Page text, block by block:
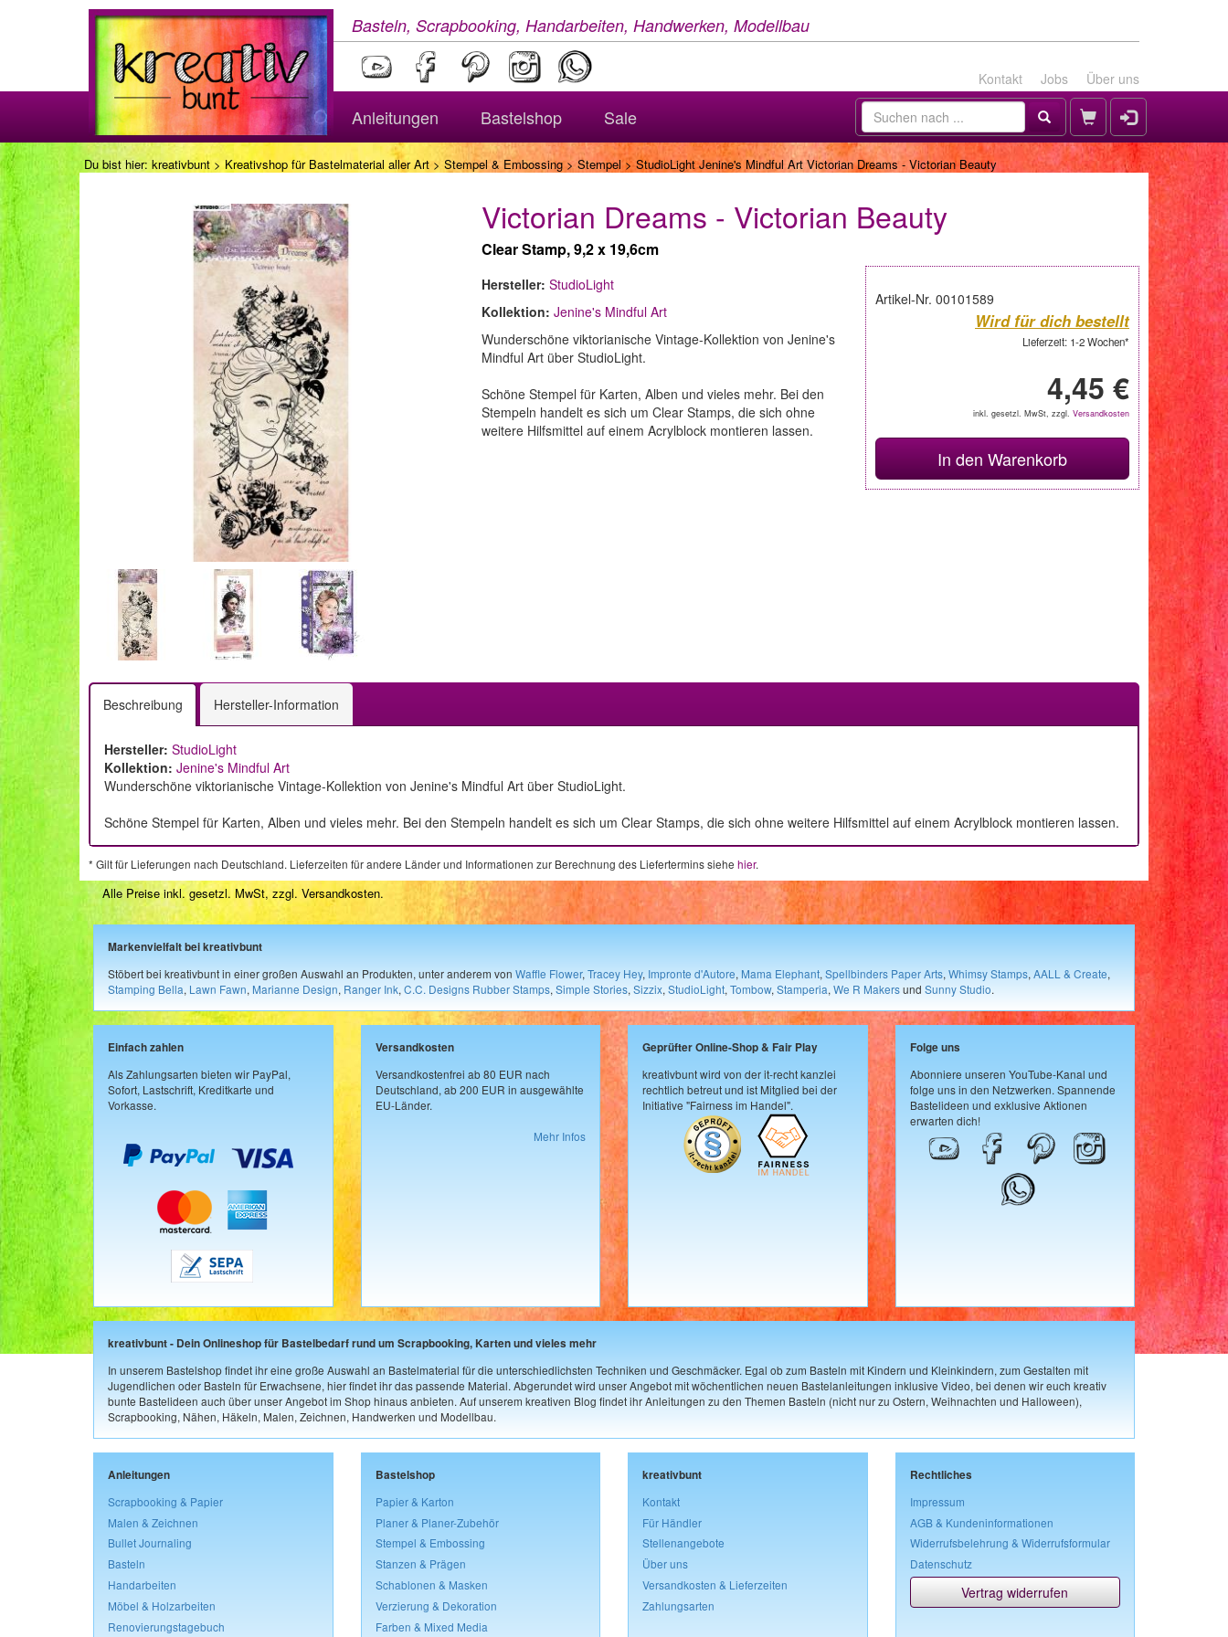
Basteln, Scrapbooking, Handarbeiten, Handwerken, Modellbau
Kontakt Jobs Über uns
Anleitungen Bastelshop Sale
Du bist hier: kreativbunt > Kreativshop für Bastelmaterial aller Art> Stempel & Embossing> Stempel> StudioLight Jenine's Mindful Art Victorian Dreams - Victorian Beauty
Victorian Dreams - Victorian Beauty
Clear Stamp, 9,2 x 19,6cm
Artikel-Nr. 00101589
Wird für dich bestellt
Lieferzeit: 1-2 Wochen*
4,45 €
inkl. gesetzl. MwSt, zzgl. Versandkosten
In den Warenkorb
Hersteller: StudioLight
Kollektion: Jenine's Mindful Art
Wunderschöne viktorianische Vintage-Kollektion von Jenine's
Mindful Art über StudioLight.
Schöne Stempel für Karten, Alben und vieles mehr. Bei den
Stempeln handelt es sich um Clear Stamps, die sich ohne
weitere Hilfsmittel auf einem Acrylblock montieren lassen.
Beschreibung Hersteller-Information
Hersteller: StudioLight
Kollektion: Jenine's Mindful Art
Wunderschöne viktorianische Vintage-Kollektion von Jenine's Mindful Art über StudioLight.
Schöne Stempel für Karten, Alben und vieles mehr. Bei den Stempeln handelt es sich um Clear Stamps, die sich ohne weitere Hilfsmittel auf einem Acrylblock montieren lassen.
* Gilt für Lieferungen nach Deutschland. Lieferzeiten für andere Länder und Informationen zur Berechnung des Liefertermins siehe hier.
Alle Preise inkl. gesetzl. MwSt, zzgl. Versandkosten.
Markenvielfalt bei kreativbunt
Stöbert bei kreativbunt in einer großen Auswahl an Produkten, unter anderem von Waffle Flower, Tracey Hey, Impronte d'Autore, Mama Elephant, Spellbinders Paper Arts, Whimsy Stamps, AALL & Create,
Stamping Bella, Lawn Fawn, Marianne Design, Ranger Ink, C.C. Designs Rubber Stamps, Simple Stories, Sizzix, StudioLight, Tombow, Stamperia, We R Makersund Sunny Studio.
Einfach zahlen
Als Zahlungsarten bieten wir PayPal,
Sofort, Lastschrift, Kreditkarte und
Vorkasse.
Versandkosten
Versandkostenfrei ab 80 EUR nach
Deutschland, ab 200 EUR in ausgewählte
EU-Länder.
Mehr Infos
Geprüfter Online-Shop & Fair Play
kreativbunt wird von der it-recht kanzlei
rechtlich betreut und ist Mitglied bei der
Initiative "Fairness im Handel".
Folge uns
Abonniere unseren YouTube-Kanal und
folge uns in den Netzwerken. Spannende
Bastelideen und exklusive Aktionen
erwarten dich!
kreativbunt - Dein Onlineshop für Bastelbedarf rund um Scrapbooking, Karten und vieles mehr
In unserem Bastelshop findet ihr eine große Auswahl an Bastelmaterial für die unterschiedlichsten Techniken und Geschmäcker. Egal ob zum Basteln mit Kindern und Kleinkindern, zum Gestalten mit
Jugendlichen oder Basteln für Erwachsene, hier findet ihr das passende Material. Abgerundet wird unser Angebot mit wöchentlichen neuen Bastelanleitungen inklusive Video, bei denen wir euch kreativ
bunte Bastelideen auch über unser Angebot im Shop hinaus anbieten. Auf unserem kreativen Blog findet ihr Anleitungen zu den Themen Basteln (nicht nur zu Ostern, Weihnachten und Halloween),
Scrapbooking, Nähen, Häkeln, Malen, Zeichnen, Handwerken und Modellbau.
Anleitungen
Scrapbooking & Papier
Malen & Zeichnen
Bullet Journaling
Basteln
Handarbeiten
Möbel & Holzarbeiten
Renovierungstagebuch
Bastelshop
Papier & Karton
Planer & Planer-Zubehör
Stempel & Embossing
Stanzen & Prägen
Schablonen & Masken
Verzierung & Dekoration
Farben & Mixed Media
kreativbunt
Kontakt
Für Händler
Stellenangebote
Über uns
Versandkosten & Lieferzeiten
Zahlungsarten
Rechtliches
Impressum
AGB & Kundeninformationen
Widerrufsbelehrung & Widerrufsformular
Datenschutz
Vertrag widerrufen